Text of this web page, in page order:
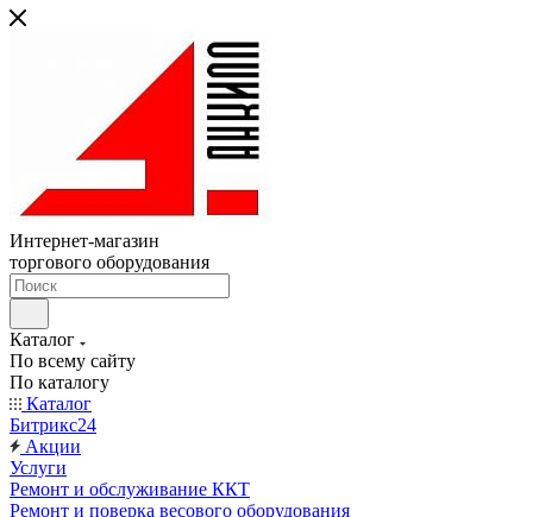
Интернет-магазин
торгового оборудования
Каталог
По всему сайту
По каталогу
Каталог
Битрикс24
Акции
Услуги
Ремонт и обслуживание ККТ
Ремонт и поверка весового оборудования